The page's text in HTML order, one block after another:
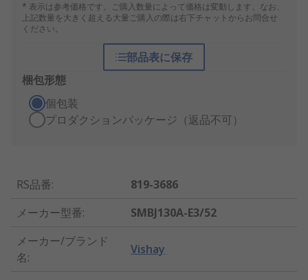
* 表示は参考価格です。ご購入数量によって価格は変動します。なお、
上記数量を大きく超える大量ご購入の際は右下チャットからお問合せ
ください。
部品表に保存
梱包形態
個包装
プロダクションパッケージ（返品不可）
RS品番:
819-3686
メーカー型番:
SMBJ130A-E3/52
メーカー/ブランド
名:
Vishay